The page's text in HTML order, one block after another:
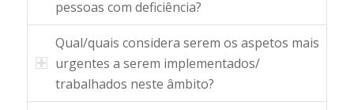
pessoas com deficiência?
Qual/quais considera serem os aspetos mais
urgentes a serem implementados/
trabalhados neste âmbito?